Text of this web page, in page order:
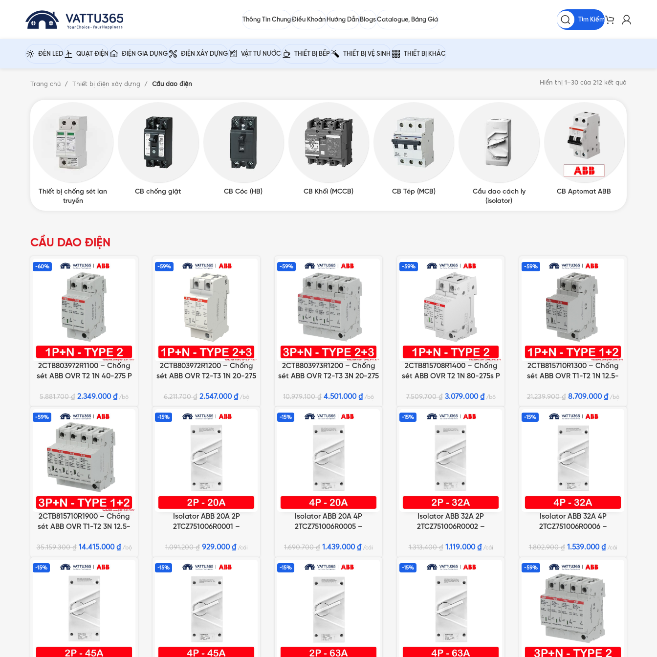
Thông Tin ChungĐiều Khoản Hướng Dẫn BlogsCatalogue, Bảng Giá Tìm Kiếm
ĐÈN LED QUẠT ĐIỆN ĐIỆN GIA DỤNG ĐIỆN XÂY DỰNG VẬT TƯ NƯỚC THIẾT BỊ BẾP THIẾT BỊ VỆ SINH THIẾT BỊ KHÁC
Trang chủ Thiết bị điện xây dựng Cầu dao điện Hiển thị 1–30 của 212 kết quả
Thiết bị chống sét lan
truyền
CB chống giật CB Cóc (HB) CB Khối (MCCB) CB Tép (MCB)
Cầu dao cách ly
(isolator)
CB Aptomat ABB
CẦU DAO ĐIỆN
-60%
THÊM VÀO GIỎ HÀNG
2CTB803972R1100 – Chống
sét ABB OVR T2 1N 40-275 P
5.881.700₫ 2.349.000 ₫ bộ
-59%
THÊM VÀO GIỎ HÀNG
2CTB803972R1200 – Chống
sét ABB OVR T2-T3 1N 20-275
6.211.700₫ 2.547.000 ₫ bộ
-59%
THÊM VÀO GIỎ HÀNG
2CTB803973R1200 – Chống
sét ABB OVR T2-T3 3N 20-275
10.979.100₫ 4.501.000 ₫ bộ
-59%
THÊM VÀO GIỎ HÀNG
2CTB815708R1400 – Chống
sét ABB OVR T2 1N 80-275s P
7.509.700₫ 3.079.000 ₫ bộ
-59%
THÊM VÀO GIỎ HÀNG
2CTB815710R1300 – Chống
sét ABB OVR T1-T2 1N 12.5-
21.239.900₫ 8.709.000 ₫ bộ
-59%
THÊM VÀO GIỎ HÀNG
2CTB815710R1900 – Chống
sét ABB OVR T1-T2 3N 12.5-
35.159.300₫ 14.415.000 ₫ bộ
-15%
THÊM VÀO GIỎ HÀNG
Isolator ABB 20A 2P
2TCZ751006R0001 –
1.091.200₫ 929.000 ₫ cái
-15%
THÊM VÀO GIỎ HÀNG
Isolator ABB 20A 4P
2TCZ751006R0005 –
1.690.700₫ 1.439.000 ₫ cái
-15%
THÊM VÀO GIỎ HÀNG
Isolator ABB 32A 2P
2TCZ751006R0002 –
1.313.400₫ 1.119.000 ₫ cái
-15%
THÊM VÀO GIỎ HÀNG
Isolator ABB 32A 4P
2TCZ751006R0006 –
1.802.900₫ 1.539.000 ₫ cái
-15% -15% -15% -15% -59%